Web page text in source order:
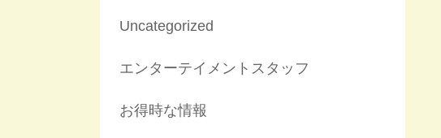
Uncategorized
エンターテイメントスタッフ
お得時な情報